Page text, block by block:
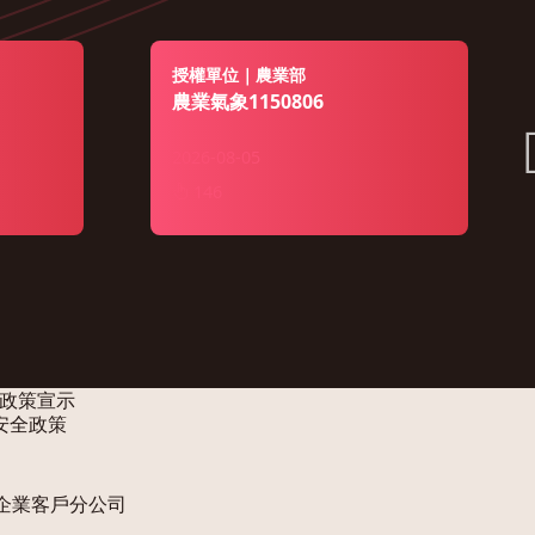
授權單位｜農業部
農業氣象1150806
策宣示
全政策
業客戶分公司